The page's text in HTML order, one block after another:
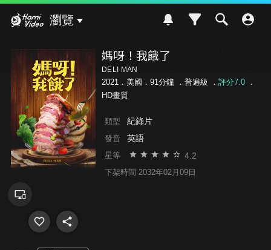
瀏覽
媽呀！我餓了
DELI MAN
2021．美國．91分鐘 ． 普遍級 ． 評分7.0．
HD畫質
類型 紀錄片
發音 英語
星等 4.2
下架時間 2032年02月09日